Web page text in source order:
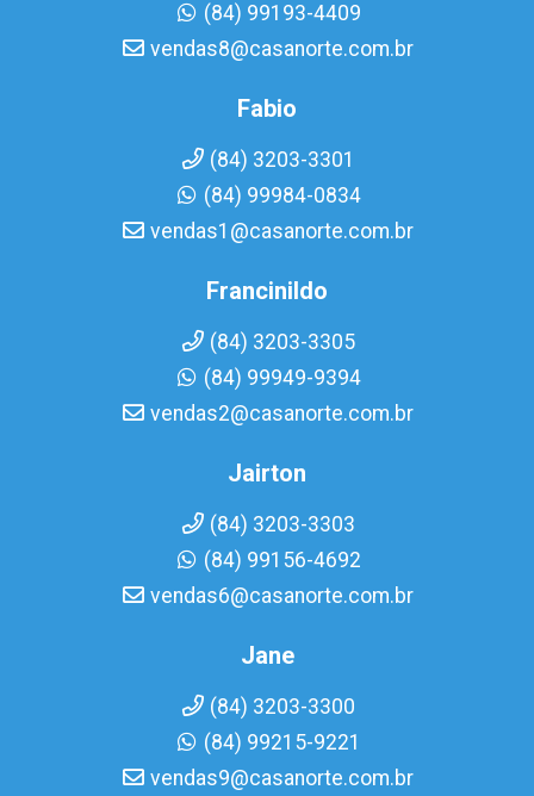
(84) 99193-4409
vendas8@casanorte.com.br
Fabio
(84) 3203-3301
(84) 99984-0834
vendas1@casanorte.com.br
Francinildo
(84) 3203-3305
(84) 99949-9394
vendas2@casanorte.com.br
Jairton
(84) 3203-3303
(84) 99156-4692
vendas6@casanorte.com.br
Jane
(84) 3203-3300
(84) 99215-9221
vendas9@casanorte.com.br